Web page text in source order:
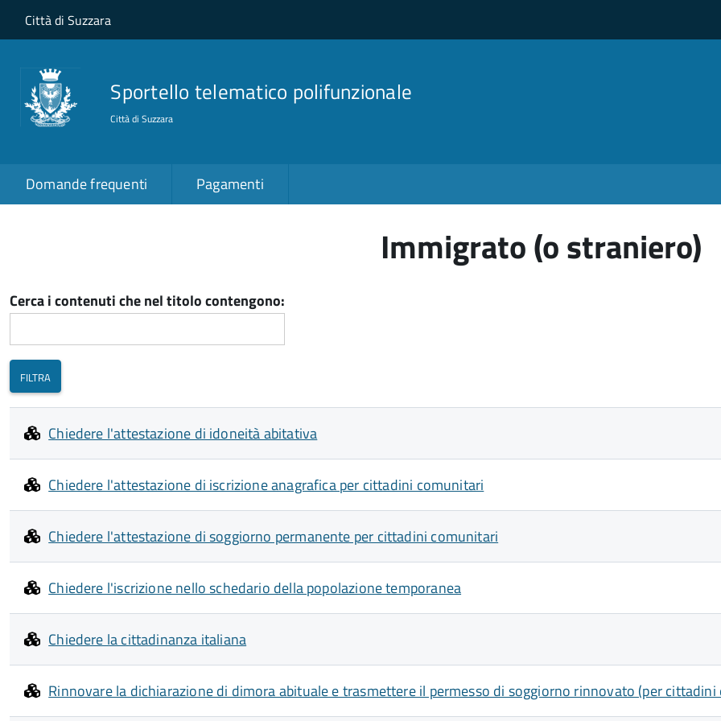
Salta al contenuto principale
Skip to site navigation
Città di Suzzara
Sportello telematico polifunzionale
Città di Suzzara
Domande frequenti Pagamenti
Immigrato (o straniero)
Cerca i contenuti che nel titolo contengono:
Chiedere l'attestazione di idoneità abitativa
Chiedere l'attestazione di iscrizione anagrafica per cittadini comunitari
Chiedere l'attestazione di soggiorno permanente per cittadini comunitari
Chiedere l'iscrizione nello schedario della popolazione temporanea
Chiedere la cittadinanza italiana
Rinnovare la dichiarazione di dimora abituale e trasmettere il permesso di soggiorno rinnovato (per